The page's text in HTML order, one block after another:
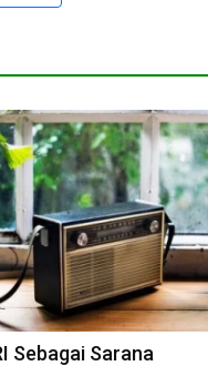
Sebagai Sarana